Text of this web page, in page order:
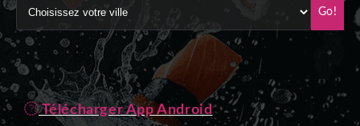
Go!
Télécharger App Android